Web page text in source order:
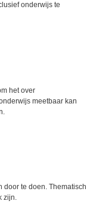
onderwijs te
het over
meetbaar kan
door te doen. Thematisch
zijn.